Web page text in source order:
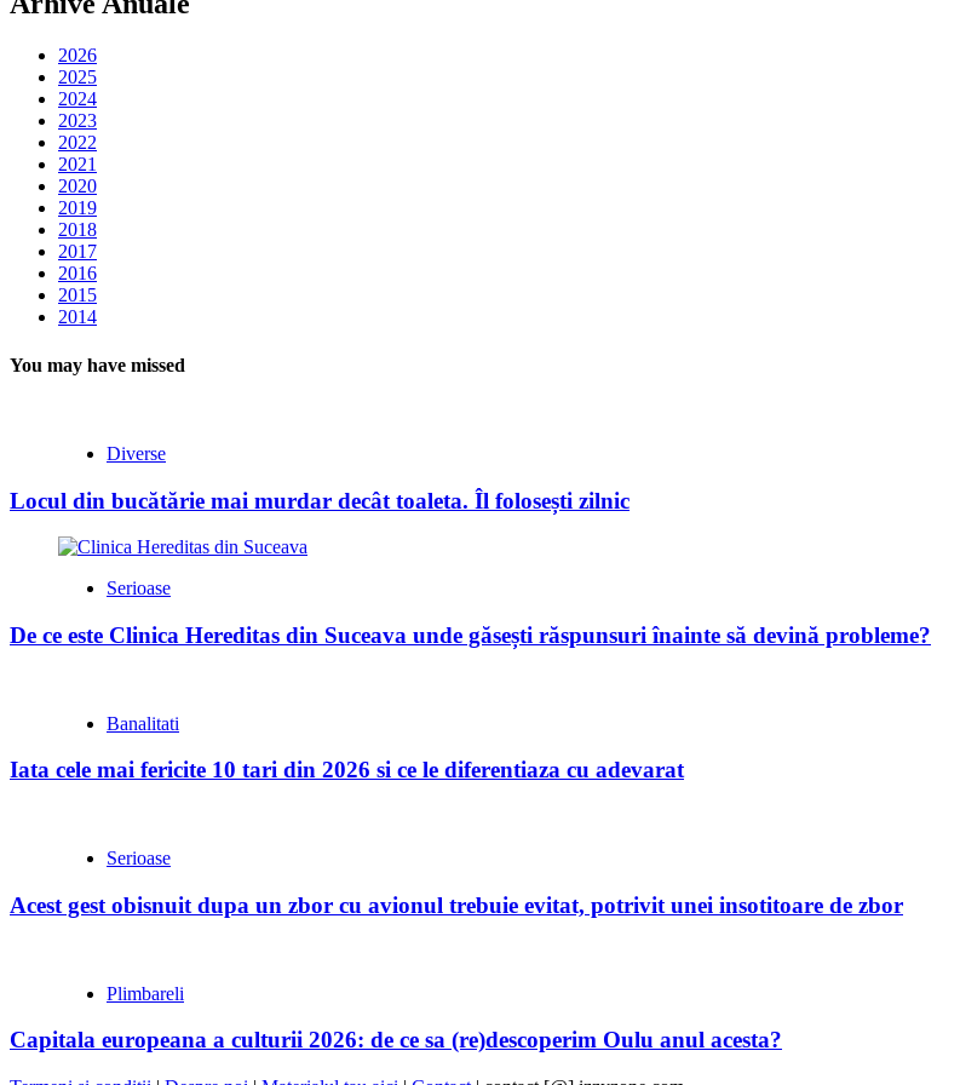
2026
2025
2024
2023
2022
2021
2020
2019
2018
2017
2016
2015
2014
You may have missed
Diverse
Locul din bucătărie mai murdar decât toaleta. Îl folosești zilnic
Serioase
De ce este Clinica Hereditas din Suceava unde găsești răspunsuri înainte să devină probleme?
Banalitati
Iata cele mai fericite 10 tari din 2026 si ce le diferentiaza cu adevarat
Serioase
Acest gest obisnuit dupa un zbor cu avionul trebuie evitat, potrivit unei insotitoare de zbor
Plimbareli
Capitala europeana a culturii 2026: de ce sa (re)descoperim Oulu anul acesta?